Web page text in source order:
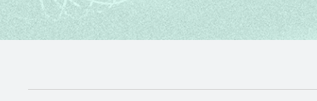
respondeu
Classe
A 43